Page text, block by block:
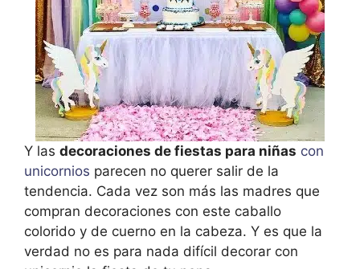
Y las decoraciones de fiestas para niñas con
unicornios parecen no querer salir de la
tendencia. Cada vez son más las madres que
compran decoraciones con este caballo
colorido y de cuerno en la cabeza. Y es que la
verdad no es para nada difícil decorar con